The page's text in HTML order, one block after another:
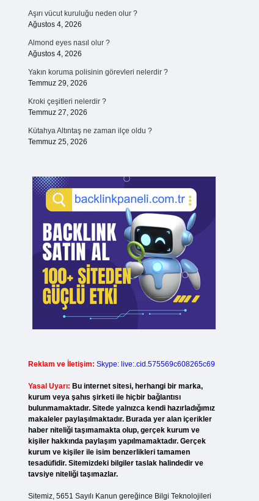
Aşırı vücut kuruluğu neden olur ?
Ağustos 4, 2026
Almond eyes nasıl olur ?
Ağustos 4, 2026
Yakın koruma polisinin görevleri nelerdir ?
Temmuz 29, 2026
Kroki çeşitleri nelerdir ?
Temmuz 27, 2026
Kütahya Altıntaş ne zaman ilçe oldu ?
Temmuz 25, 2026
Reklam ve İletişim: Skype: live:.cid.575569c608265c69
Yasal Uyarı: Bu internet sitesi, herhangi bir marka,
kurum veya şahıs şirketi ile hiçbir bağlantısı
bulunmamaktadır. Sitede yalnızca kendi hazırladığımız
makaleler paylaşılmaktadır. Burada yer alan içerikler
haber niteliği taşımamakta olup, gerçek kurum ve
kişiler hakkında paylaşım yapılmamaktadır. Gerçek
kurum ve kişiler ile isim benzerlikleri tamamen
tesadüfidir. Sitemizdeki bilgiler taslak halindedir ve
tavsiye niteliği taşımazlar.
Sitemiz, 5651 Sayılı Kanun gereğince Bilgi Teknolojileri